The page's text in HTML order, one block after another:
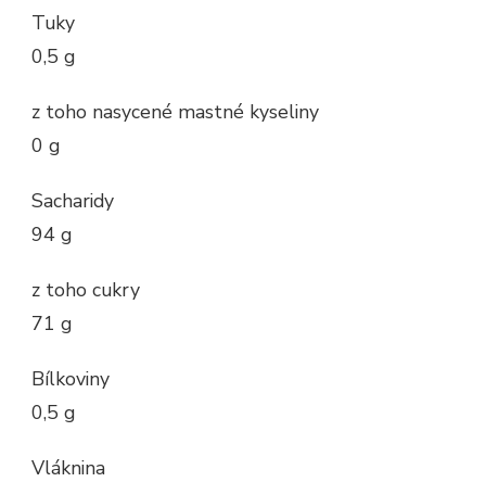
Tuky
0,5 g
z toho nasycené mastné kyseliny
0 g
Sacharidy
94 g
z toho cukry
71 g
Bílkoviny
0,5 g
Vláknina